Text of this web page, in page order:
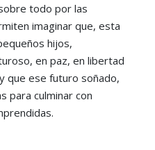
todo por las
imaginar que, esta
hijos,
en paz, en libertad
que ese futuro soñado,
para culminar con